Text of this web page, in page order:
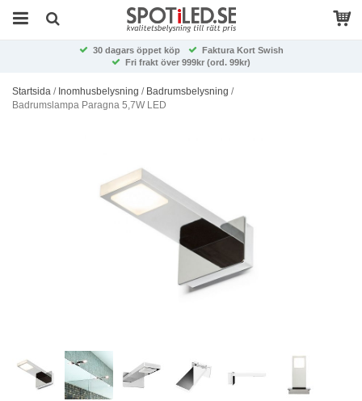
30 dagars öppet köp
Faktura Kort Swish
Fri frakt över 999kr (ord. 99kr)
Startsida / Inomhusbelysning / Badrumsbelysning /
Badrumslampa Paragna 5,7W LED